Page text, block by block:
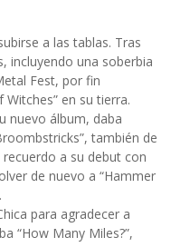
a las tablas. Tras
incluyendo una soberbia
Fest, por fin
en su tierra.
nuevo álbum, daba
también de
a su debut con
de nuevo a “Hammer
para agradecer a
“How Many Miles?”,